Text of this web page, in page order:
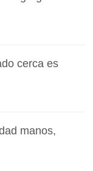
cerca es
manos,